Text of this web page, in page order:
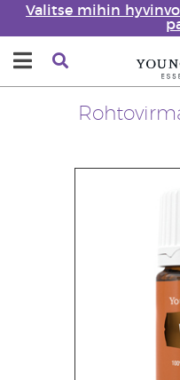
Valitse mihin